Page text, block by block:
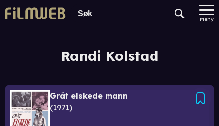
Meny
Randi Kolstad
Gråt elskede mann
1971